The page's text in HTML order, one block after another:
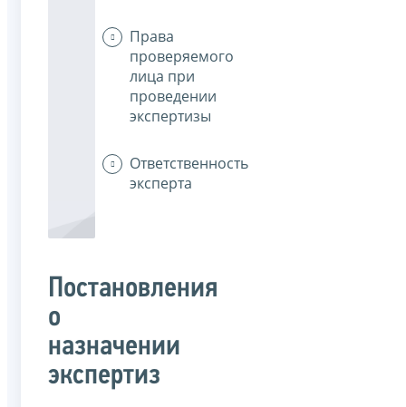
Права
проверяемого
лица при
проведении
экспертизы
Ответственность
эксперта
Постановления
о
назначении
экспертиз